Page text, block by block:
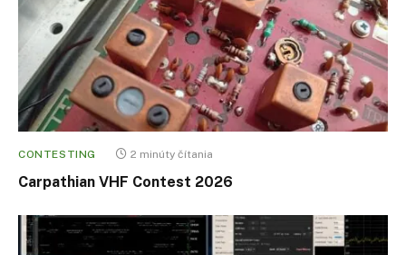
CONTESTING 2 minúty čítania
Carpathian VHF Contest 2026